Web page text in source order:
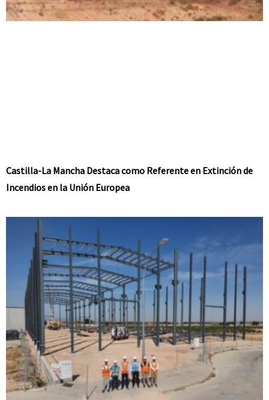
Castilla-La Mancha Destaca como Referente en Extinción de
Incendios en la Unión Europea